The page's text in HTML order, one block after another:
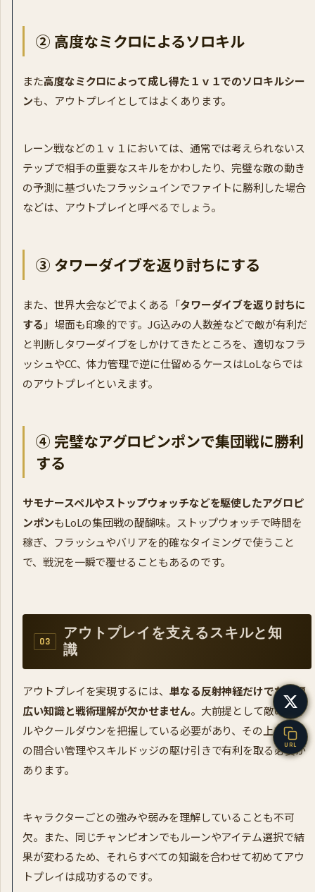
URL
② 高度なミクロによるソロキル
また高度なミクロによって成し得た１ｖ１でのソロキルシー
ンも、アウトプレイとしてはよくあります。
レーン戦などの１ｖ１においては、通常では考えられないス
テップで相手の重要なスキルをかわしたり、完璧な敵の動き
の予測に基づいたフラッシュインでファイトに勝利した場合
などは、アウトプレイと呼べるでしょう。
③ タワーダイブを返り討ちにする
また、世界大会などでよくある「タワーダイブを返り討ちに
する 」場面も印象的です。JG込みの人数差などで敵が有利だ
と判断しタワーダイブをしかけてきたところを、適切なフラ
ッシュやCC、体力管理で逆に仕留めるケースはLoLならでは
のアウトプレイといえます。
④ 完璧なアグロピンポンで集団戦に勝利
する
サモナースペルやストップウォッチなどを駆使したアグロピ
ンポンもLoLの集団戦の醍醐味。ストップウォッチで時間を
稼ぎ、フラッシュやバリアを的確なタイミングで使うこと
で、戦況を一瞬で覆せることもあるのです。
アウトプレイを支えるスキルと知
識
アウトプレイを実現するには、 単なる反射神経だけでなく幅
広い知識と戦術理解が欠かせません。大前提として敵のスキ
ルやクールダウンを把握している必要があり、その上で敵と
の間合い管理やスキルドッジの駆け引きで有利を取る必要が
あります。
キャラクターごとの強みや弱みを理解していることも不可
欠。また、同じチャンピオンでもルーンやアイテム選択で結
果が変わるため、それらすべての知識を合わせて初めてアウ
トプレイは成功するのです。